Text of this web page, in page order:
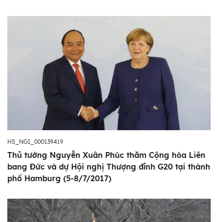
HS_NGI_000139419
Thủ tướng Nguyễn Xuân Phúc thăm Cộng hòa Liên
bang Đức và dự Hội nghị Thượng đỉnh G20 tại thành
phố Hamburg (5-8/7/2017)